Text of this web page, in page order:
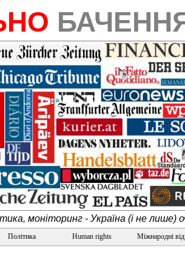
моніторинг - Україна (і не лише)
Human rights Міжнародні